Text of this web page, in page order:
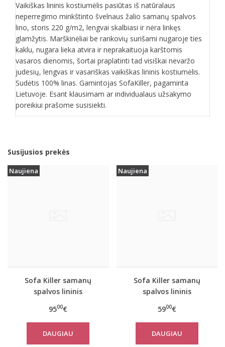
Vaikiškas lininis kostiumėlis pasiūtas iš natūralaus
neperregimo minkštinto švelnaus žalio samanų spalvos
lino, storis 220 g/m2, lengvai skalbiasi ir nėra linkęs
glamžytis. Marškinėliai be rankovių surišami nugaroje ties
kaklu, nugara lieka atvira ir neprakaituoja karštomis
vasaros dienomis, šortai praplatinti tad visiškai nevaržo
judesių, lengvas ir vasariškas vaikiškas lininis kostiumėlis.
Sudėtis 100% linas. Gamintojas SofaKiller, pagaminta
Lietuvoje. Esant klausimam ar individualaus užsakymo
poreikiui prašome susisiekti.
Susijusios prekės
Naujiena
Sofa Killer samanų
spalvos lininis
9500€
DAUGIAU
Naujiena
Sofa Killer samanų
spalvos lininis
5900€
DAUGIAU